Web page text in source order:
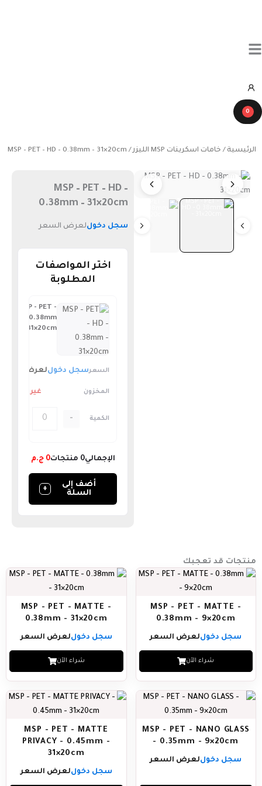
0
الرئيسية / خامات اسكرينات MSP الليزر / MSP – PET – HD – 0.38mm – 31×20cm
MSP – PET – HD –
0.38mm – 31×20cm
سجل دخوللعرض السعر
اختر المواصفات
المطلوبة
MSP - PET -
HD - 0.38mm
- 31×20cm
سجل دخوللعرض
غير متوفر
-
الإجمالي0 منتجات0 ج.م
أضف إلى
السلة
+
منتجات قد تعجبك
MSP - PET - MATTE -
0.38mm - 9×20cm
سجل دخوللعرض السعر
شراء الآن
MSP - PET - MATTE -
0.38mm - 31×20cm
سجل دخوللعرض السعر
شراء الآن
MSP - PET - NANO GLASS
- 0.35mm - 9×20cm
سجل دخوللعرض السعر
MSP - PET - MATTE
PRIVACY - 0.45mm -
31×20cm
سجل دخوللعرض السعر